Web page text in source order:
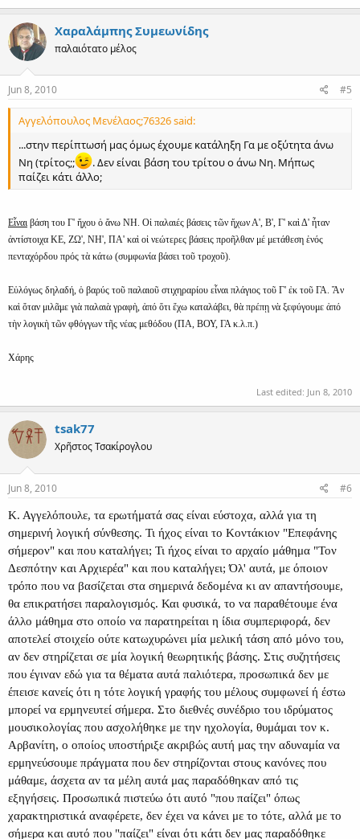
Χαραλάμπης Συμεωνίδης
παλαιότατο μέλος
Jun 8, 2010 #5
Αγγελόπουλος Μενέλαος;76326 said:
...στην περίπτωσή μας όμως έχουμε κατάληξη Γα με οξύτητα άνω
Νη (τρίτος;;
. Δεν είναι βάση του τρίτου ο άνω Νη. Μήπως
παίζει κάτι άλλο;
Εἶναι βάση του Γ' ἤχου ὁ ἄνω ΝΗ. Οἱ παλαιές βάσεις τῶν ἤχων Α', Β', Γ' καὶ Δ' ἦταν
ἀντίστοιχα ΚΕ, ΖΩ', ΝΗ', ΠΑ' καὶ οἱ νεώτερες βάσεις προῆλθαν μέ μετάθεση ἑνός
πενταχόρδου πρός τὰ κάτω (συμφωνία βάσει τοῦ τροχοῦ).
Εὐλόγως δηλαδή, ὁ βαρύς τοῦ παλαιοῦ στιχηραρίου εἶναι πλάγιος τοῦ Γ' ἐκ τοῦ ΓΑ. Ἄν
καὶ ὄταν μιλᾶμε γιὰ παλαιὰ γραφὴ, ἀπό ὅτι ἔχω καταλάβει, θὰ πρέπῃ νὰ ξεφύγουμε ἀπό
τὴν λογικὴ τῶν φθόγγων τῆς νέας μεθόδου (ΠΑ, ΒΟΥ, ΓΑ κ.λ.π.)
Χάρης
Last edited: Jun 8, 2010
tsak77
Χρῆστος Τσακίρογλου
Jun 8, 2010 #6
Κ. Αγγελόπουλε, τα ερωτήματά σας είναι εύστοχα, αλλά για τη
σημερινή λογική σύνθεσης. Τι ήχος είναι το Κοντάκιον "Επεφάνης
σήμερον" και που καταλήγει; Τι ήχος είναι το αρχαίο μάθημα "Τον
Δεσπότην και Αρχιερέα" και που καταλήγει; Όλ' αυτά, με όποιον
τρόπο που να βασίζεται στα σημερινά δεδομένα κι αν απαντήσουμε,
θα επικρατήσει παραλογισμός. Και φυσικά, το να παραθέτουμε ένα
άλλο μάθημα στο οποίο να παρατηρείται η ίδια συμπεριφορά, δεν
αποτελεί στοιχείο ούτε κατωχυρώνει μία μελική τάση από μόνο του,
αν δεν στηρίζεται σε μία λογική θεωρητικής βάσης. Στις συζητήσεις
που έγιναν εδώ για τα θέματα αυτά παλιότερα, προσωπικά δεν με
έπεισε κανείς ότι η τότε λογική γραφής του μέλους συμφωνεί ή έστω
μπορεί να ερμηνευτεί σήμερα. Στο διεθνές συνέδριο του ιδρύματος
μουσικολογίας που ασχολήθηκε με την ηχολογία, θυμάμαι τον κ.
Αρβανίτη, ο οποίος υποστήριξε ακριβώς αυτή μας την αδυναμία να
ερμηνεύσουμε πράγματα που δεν στηρίζονται στους κανόνες που
μάθαμε, άσχετα αν τα μέλη αυτά μας παραδόθηκαν από τις
εξηγήσεις. Προσωπικά πιστεύω ότι αυτό "που παίζει" όπως
χαρακτηριστικά αναφέρετε, δεν έχει να κάνει με το τότε, αλλά με το
σήμερα και αυτό που "παίζει" είναι ότι κάτι δεν μας παραδόθηκε